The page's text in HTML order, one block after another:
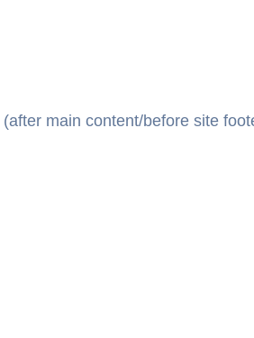
(after main content/before site